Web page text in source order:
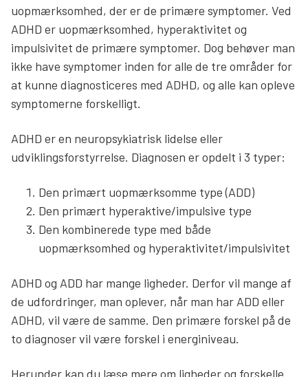
uopmærksomhed, der er de primære symptomer. Ved
ADHD er uopmærksomhed, hyperaktivitet og
impulsivitet de primære symptomer. Dog behøver man
ikke have symptomer inden for alle de tre områder for
at kunne diagnosticeres med ADHD, og alle kan opleve
symptomerne forskelligt.
ADHD er en neuropsykiatrisk lidelse eller
udviklingsforstyrrelse. Diagnosen er opdelt i 3 typer:
Den primært uopmærksomme type (ADD)
Den primært hyperaktive/impulsive type
Den kombinerede type med både
uopmærksomhed og hyperaktivitet/impulsivitet
ADHD og ADD har mange ligheder. Derfor vil mange af
de udfordringer, man oplever, når man har ADD eller
ADHD, vil være de samme. Den primære forskel på de
to diagnoser vil være forskel i energiniveau.
Herunder kan du læse mere om ligheder og forskelle